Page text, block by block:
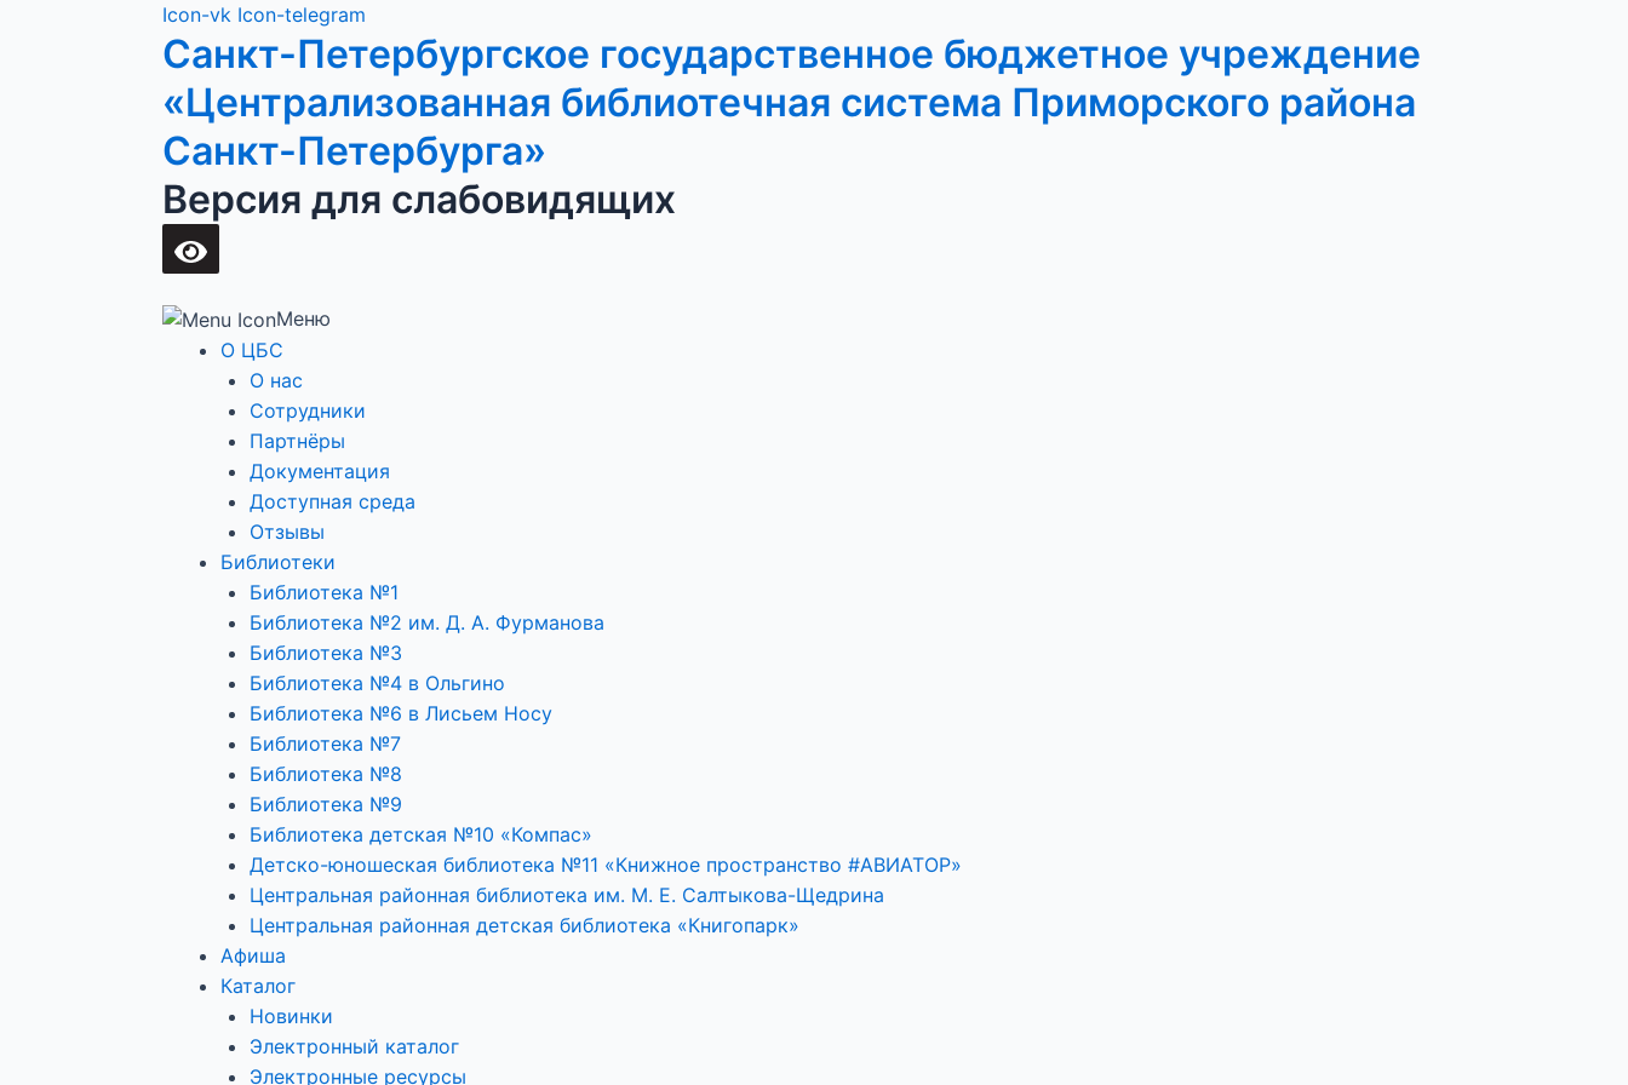
Перейти
к
содержимому
Icon-vk Icon-telegram
Санкт-Петербургское государственное бюджетное учреждение
«Централизованная библиотечная система Приморского района
Санкт-Петербурга»
Версия для слабовидящих
Меню
О ЦБС
О нас
Сотрудники
Партнёры
Документация
Доступная среда
Отзывы
Библиотеки
Библиотека №1
Библиотека №2 им. Д. А. Фурманова
Библиотека №3
Библиотека №4 в Ольгино
Библиотека №6 в Лисьем Носу
Библиотека №7
Библиотека №8
Библиотека №9
Библиотека детская №10 «Компас»
Детско-юношеская библиотека №11 «Книжное пространство #АВИАТОР»
Центральная районная библиотека им. М. Е. Салтыкова-Щедрина
Центральная районная детская библиотека «Книгопарк»
Афиша
Каталог
Новинки
Электронный каталог
Электронные ресурсы
Main
Menu